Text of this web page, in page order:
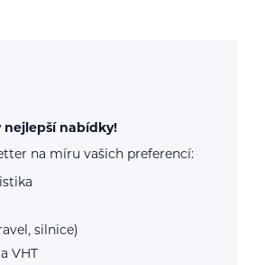
nejlepší nabídky!
na míru vašich preferencí:
silnice)
VHT